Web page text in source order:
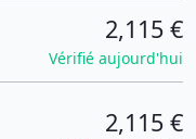
2,115 €
Vérifié aujourd'hui
2,115 €